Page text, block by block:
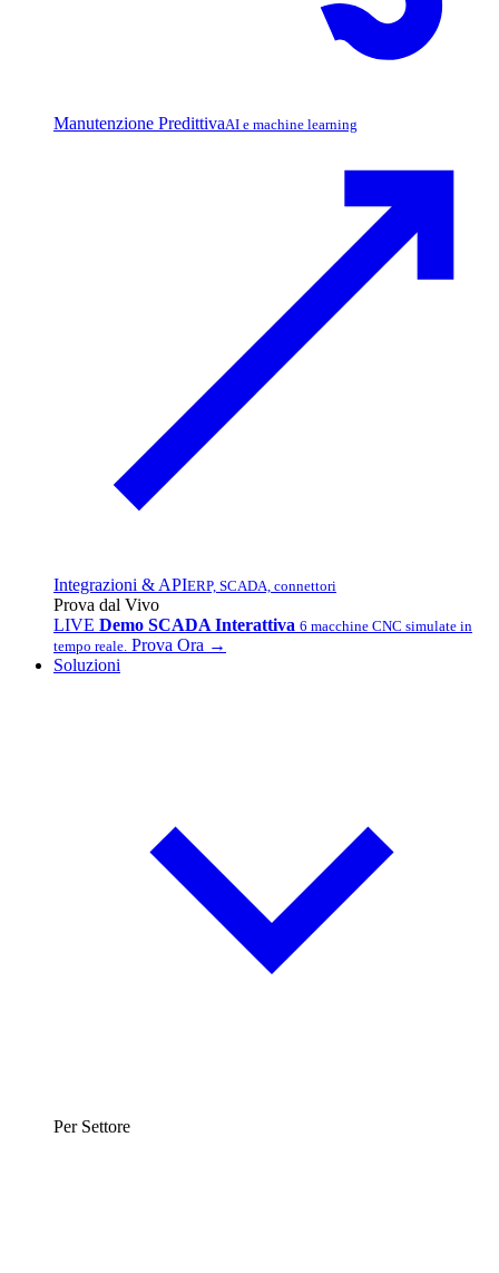
Manutenzione PredittivaAI e machine learning
Integrazioni & APIERP, SCADA, connettori
Prova dal Vivo
LIVE Demo SCADA Interattiva 6 macchine CNC simulate in
tempo reale. Prova Ora →
Soluzioni
Per Settore